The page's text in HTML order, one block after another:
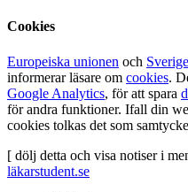
Cookies
Europeiska unionen och
informerar läsare om cookies.
Google Analytics, för att spara
för andra funktioner. Ifall din
cookies tolkas det som
[ dölj detta och visa notiser i
läkarstudent.se